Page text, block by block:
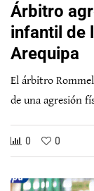
Árbitro
infantil de
Arequipa
El árbitro
de una agresión
0 0